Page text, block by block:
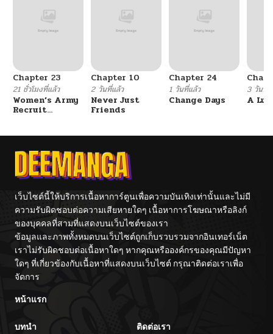
Chapter 23
21 ชั่วโมงที่แล้ว
Women’s Army
Recruit
Chapter 10
2 วันที่แล้ว
Never Just
Friends
Chapter 24
1 วันที่แล้ว
Change Days
3 วันที่
A
เว็บไซต์นี้ให้บริการเนื้อหาการ์ตูนเพื่อความบันเทิงเท่านั้นและไม่มี
ความรับผิดชอบต่อความเสียหายใดๆ เนื้อหาการโฆษณาหรือลิงก์
ของบุคคลที่สามที่แสดงบนเว็บไซต์ของเรา
ข้อมูลและภาพทั้งหมดบนเว็บไซต์ถูกเก็บรวบรวมจากอินเทอร์เน็ต
เราไม่รับผิดชอบต่อเนื้อหาใดๆ หากคุณหรือองค์กรของคุณมีปัญหา
ใดๆ ที่เกี่ยวข้องกับเนื้อหาที่แสดงบนเว็บไซต์ กรุณาติดต่อเราเพื่อ
จัดการ
หน้าแรก
บทนำ ติดต่อเรา